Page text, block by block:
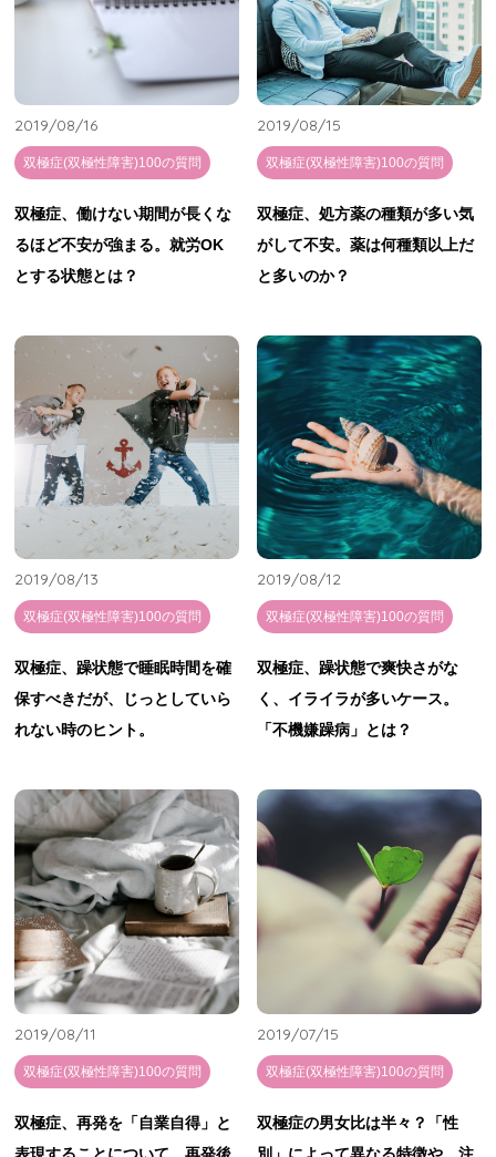
2019/08/16
双極症(双極性障害)100の質問
双極症、働けない期間が長くな
るほど不安が強まる。就労OK
とする状態とは？
2019/08/15
双極症(双極性障害)100の質問
双極症、処方薬の種類が多い気
がして不安。薬は何種類以上だ
と多いのか？
2019/08/13
双極症(双極性障害)100の質問
双極症、躁状態で睡眠時間を確
保すべきだが、じっとしていら
れない時のヒント。
2019/08/12
双極症(双極性障害)100の質問
双極症、躁状態で爽快さがな
く、イライラが多いケース。
「不機嫌躁病」とは？
2019/08/11
双極症(双極性障害)100の質問
双極症、再発を「自業自得」と
表現することについて。再発後
2019/07/15
双極症(双極性障害)100の質問
双極症の男女比は半々？「性
別」によって異なる特徴や、注